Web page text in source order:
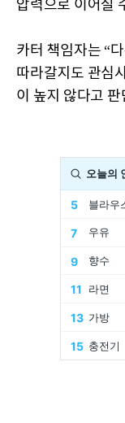
압력으로 이어질
카터 책임자는 “
따라갈지도 관심
이 높지 않다고 판